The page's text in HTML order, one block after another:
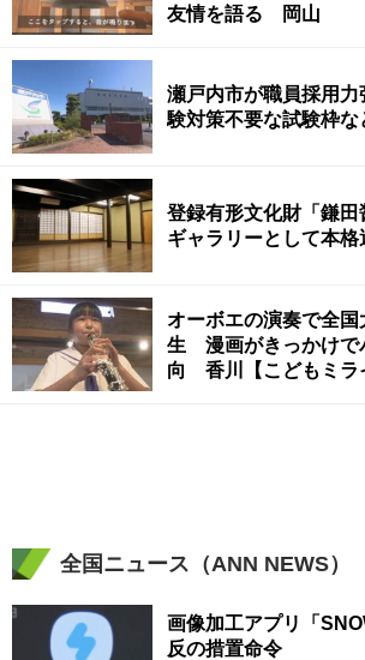
友情を語る 岡山
瀬戸内市が職員採用
験対策不要な試験枠
登録有形文化財「鎌
ギャラリーとして本
オーボエの演奏で全
生 漫画がきっかけで
向 香川【こどもミラ
全国ニュース（ANN NEWS）
画像加工アプリ「
反の措置命令